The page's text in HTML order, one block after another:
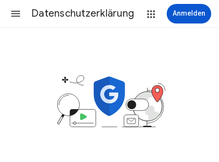
Datenschutzerklärung Anmelden